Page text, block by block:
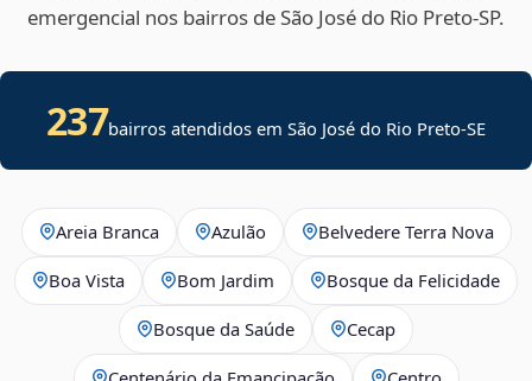
emergencial nos bairros de São José do Rio Preto‑SP.
237bairros atendidos emSão José do Rio Preto-SE
Areia Branca Azulão Belvedere Terra Nova
Boa Vista Bom Jardim Bosque da Felicidade
Bosque da Saúde Cecap